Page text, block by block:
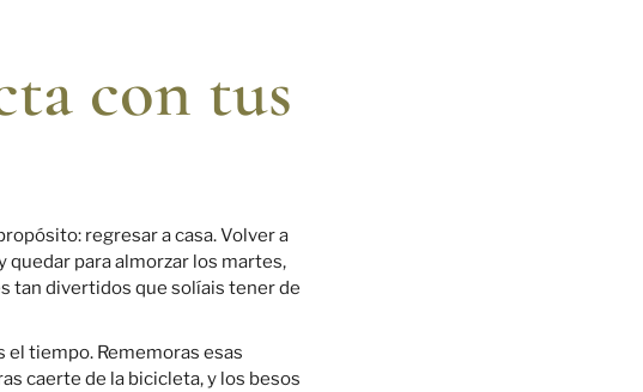
con tus
regresar a casa. Volver a
quedar para almorzar los martes,
tan divertidos que solíais tener de
el tiempo. Rememoras esas
caerte de la bicicleta, y los besos